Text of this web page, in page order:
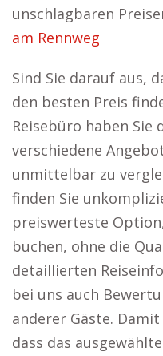
unschlagbaren
am Rennweg
Sind Sie darauf aus,
den besten Preis
Reisebüro haben Sie
verschiedene
unmittelbar zu
finden Sie
preiswerteste
buchen, ohne die
detaillierten
bei uns auch
anderer Gäste.
dass das